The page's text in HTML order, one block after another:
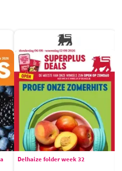
Delhaize folder week 32